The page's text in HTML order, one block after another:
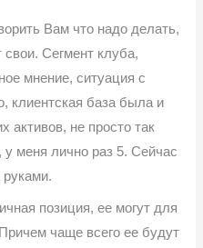
Вам что надо делать,
свои. Сегмент клуба,
мнение, ситуация с
клиентская база была и
активов, не просто так
меня лично раз 5. Сейчас
руками.
позиция, ее могут для
чаще всего ее будут